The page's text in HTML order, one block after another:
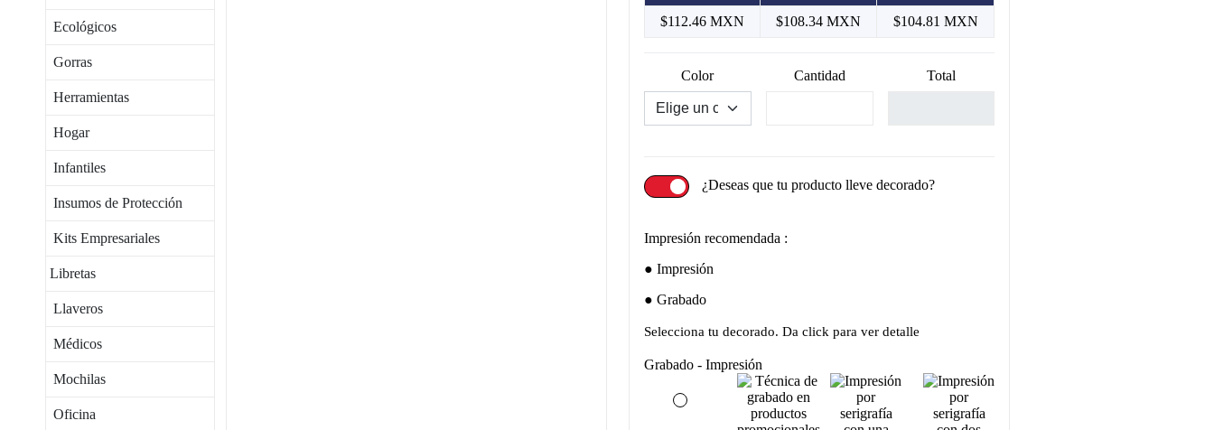
Ecológicos
Gorras
Herramientas
Hogar
Infantiles
Insumos de Protección
Kits Empresariales
Libretas
Llaveros
Médicos
Mochilas
Oficina
$112.46 MXN $108.34 MXN $104.81 MXN
Color Cantidad Total
¿Deseas que tu producto lleve decorado?
Impresión recomendada :
Impresión
Grabado
Selecciona tu decorado. Da click para ver detalle
Grabado - Impresión